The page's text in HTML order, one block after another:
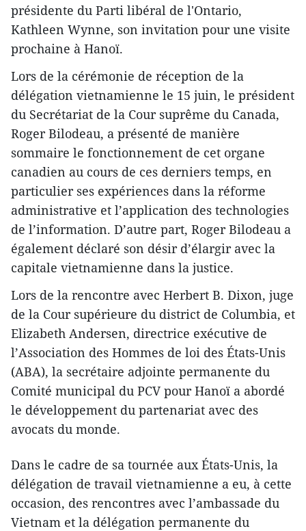
présidente du Parti libéral de l'Ontario,
Kathleen Wynne, son invitation pour une visite
prochaine à Hanoï.
Lors de la cérémonie de réception de la
délégation vietnamienne le 15 juin, le président
du Secrétariat de la Cour suprême du Canada,
Roger Bilodeau, a présenté de manière
sommaire le fonctionnement de cet organe
canadien au cours de ces derniers temps, en
particulier ses expériences dans la réforme
administrative et l’application des technologies
de l’information. D’autre part, Roger Bilodeau a
également déclaré son désir d’élargir avec la
capitale vietnamienne dans la justice.
Lors de la rencontre avec Herbert B. Dixon, juge
de la Cour supérieure du district de Columbia, et
Elizabeth Andersen, directrice exécutive de
l’Association des Hommes de loi des États-Unis
(ABA), la secrétaire adjointe permanente du
Comité municipal du PCV pour Hanoï a abordé
le développement du partenariat avec des
avocats du monde.
Dans le cadre de sa tournée aux États-Unis, la
délégation de travail vietnamienne a eu, à cette
occasion, des rencontres avec l’ambassade du
Vietnam et la délégation permanente du